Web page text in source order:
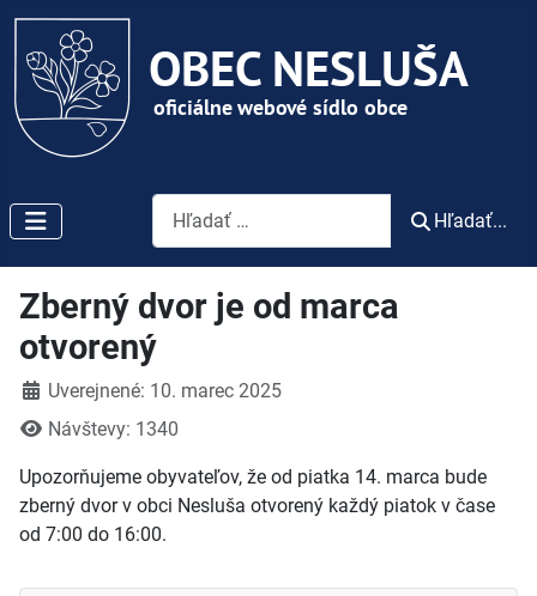
Vyhľadávanie
Hľadať...
Zberný dvor je od marca
otvorený
DetailyUverejnené: 10. marec 2025
Návštevy: 1340
Upozorňujeme obyvateľov, že od piatka 14. marca bude
zberný dvor v obci Nesluša otvorený každý piatok v čase
od 7:00 do 16:00.